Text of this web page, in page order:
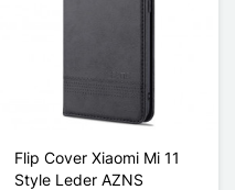
Flip Cover Xiaomi Mi 11
Style Leder AZNS